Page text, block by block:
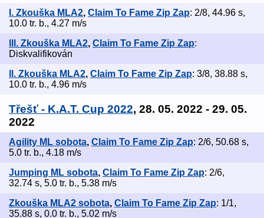
I. Zkouška MLA2, Claim To Fame Zip Zap: 2/8, 44.96 s,
10.0 tr. b., 4.27 m/s
lll. Zkouška MLA2, Claim To Fame Zip Zap:
Diskvalifikován
ll. Zkouška MLA2, Claim To Fame Zip Zap: 3/8, 38.88 s,
10.0 tr. b., 4.96 m/s
Třešť - K.A.T. Cup 2022, 28. 05. 2022 - 29. 05.
2022
Agility ML sobota, Claim To Fame Zip Zap: 2/6, 50.68 s,
5.0 tr. b., 4.18 m/s
Jumping ML sobota, Claim To Fame Zip Zap: 2/6,
32.74 s, 5.0 tr. b., 5.38 m/s
Zkouška MLA2 sobota, Claim To Fame Zip Zap: 1/1,
35.88 s, 0.0 tr. b., 5.02 m/s